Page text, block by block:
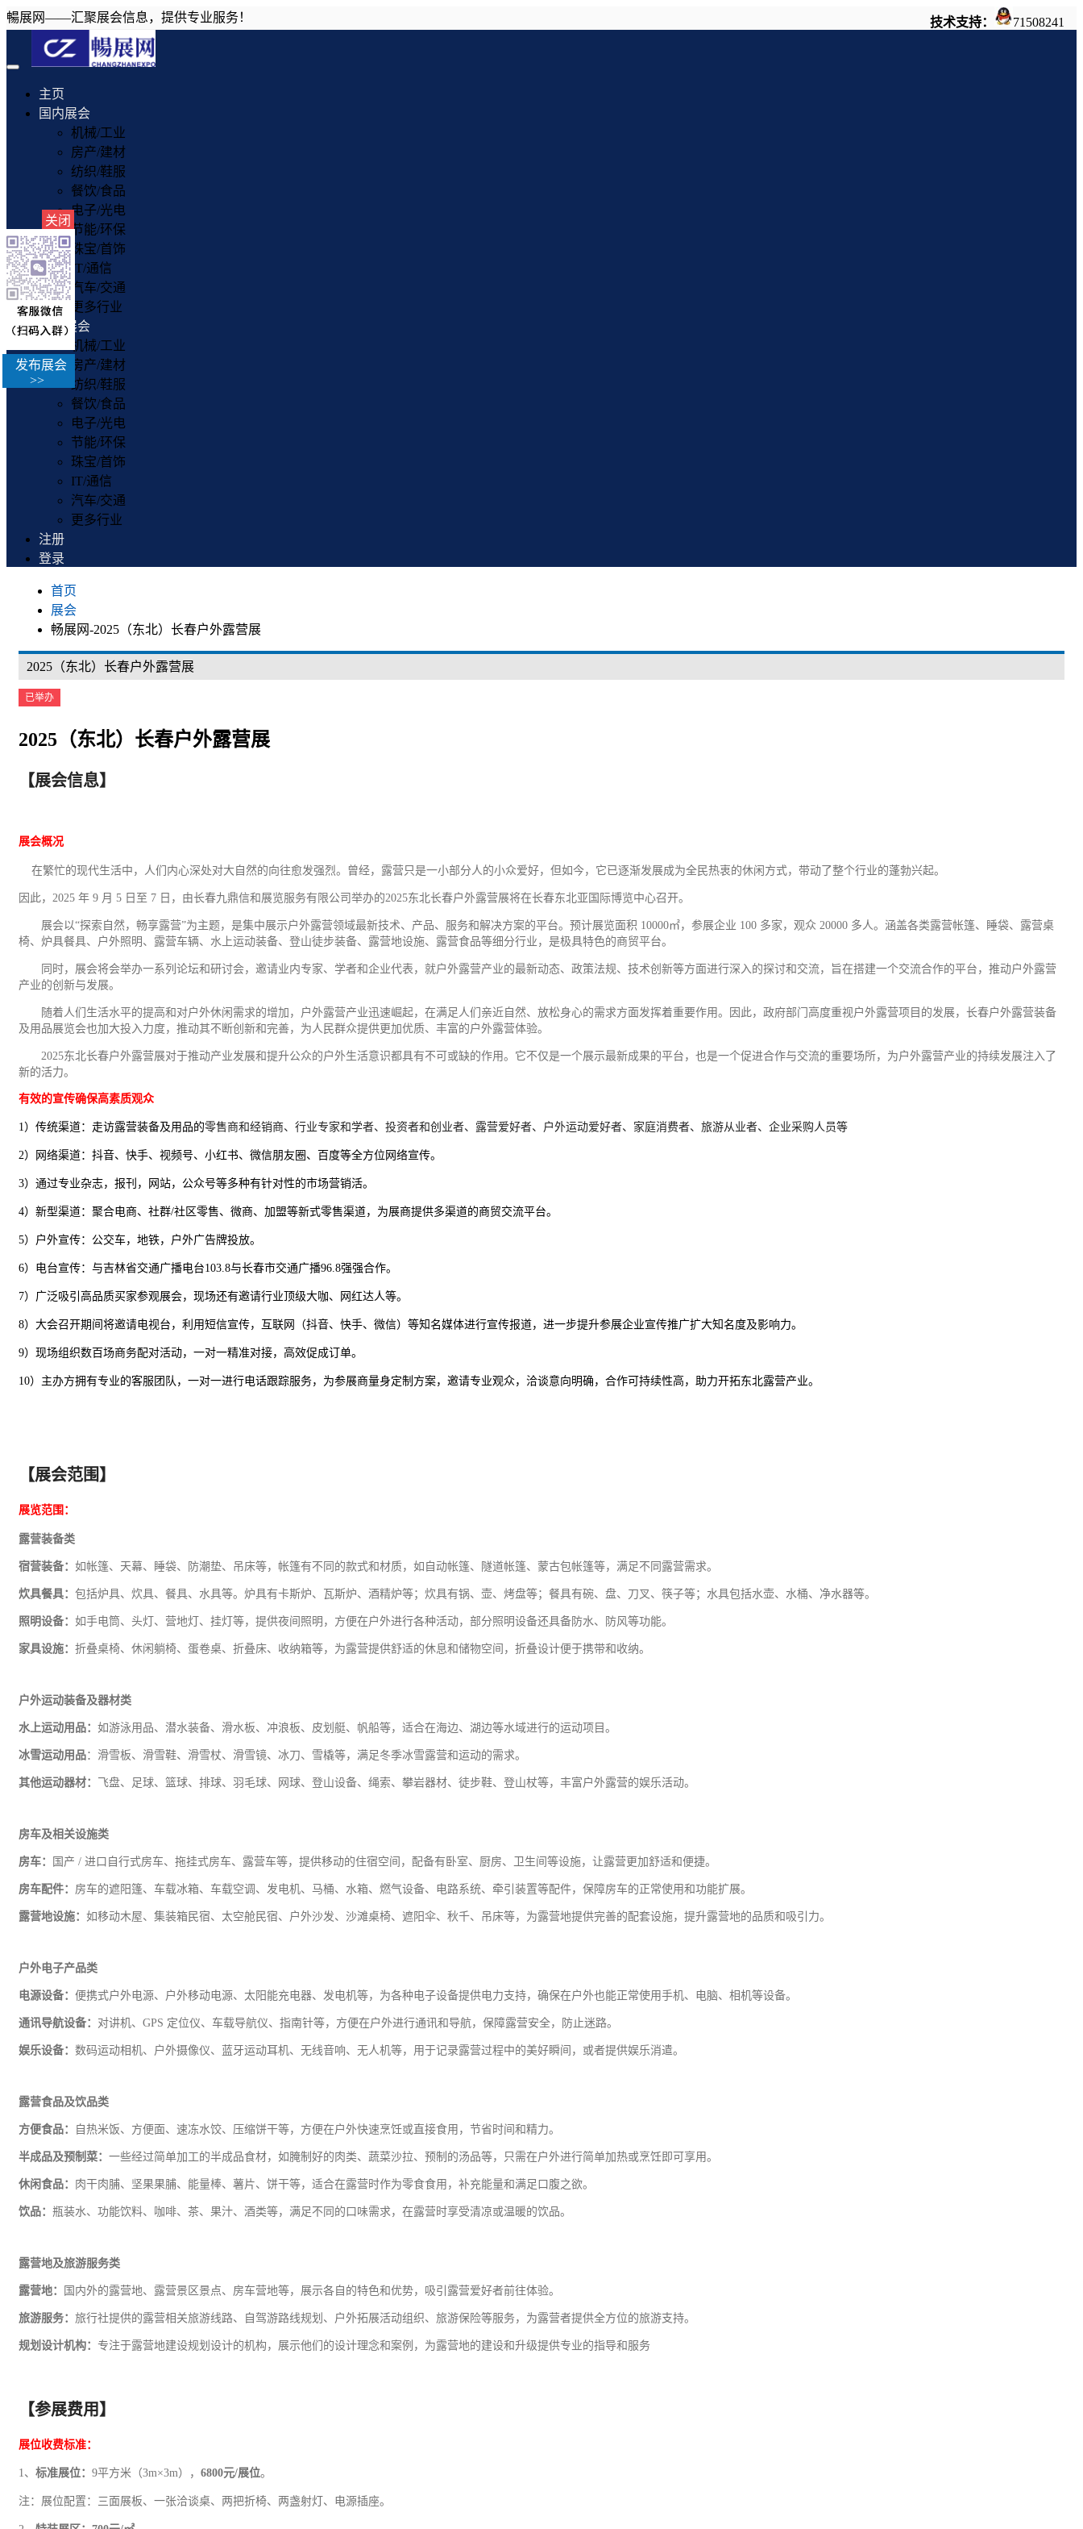
暢展网——汇聚展会信息，提供专业服务！ 技术支持： 71508241
Toggle
navigation
主页
国内展会
机械/工业
房产/建材
纺织/鞋服
餐饮/食品
电子/光电
节能/环保
珠宝/首饰
IT/通信
汽车/交通
更多行业
国外展会
机械/工业
房产/建材
纺织/鞋服
餐饮/食品
电子/光电
节能/环保
珠宝/首饰
IT/通信
汽车/交通
更多行业
注册
登录
首页
展会
畅展网-2025（东北）长春户外露营展
2025（东北）长春户外露营展
已举办
2025（东北）长春户外露营展
【展会信息】
展会概况
在繁忙的现代生活中，人们内心深处对大自然的向往愈发强烈。曾经，露营只是一小部分人的小众爱好，但如今，它已逐渐发展成为全民热衷的休闲 方式，带动了整个行业的蓬勃兴起。
因此， 2025 年 9 月 5 日至 7 日，由长春九鼎信和展览服务有限公司举办的2025东北长春户外露营展将在长春东北亚国际博览中心召开。
展会以“探索自然，畅享露营”为主题，是集中展示户外露营领域最新技术、产品、服务和解决方案的平台。预计展览面积 10000㎡，参展企业 100 多家，观众 20000 多人。涵盖各类露营帐篷、睡袋、露营桌
椅、炉具餐具、户外照明、露营车辆、水上运动装备、登山徒步装备、露营地设施、露营食品等细分行业，是极具特色的商贸平台。
同时，展会将会举办一系列论坛和研讨会，邀请业内专家、学者和企业代表，就户外露营产业的最新动态、政策法规、技术创新等方面进行深入的探讨和交流，旨在搭建一个交流合作的平台，推动户外露营
产业的创新与发展。
随着人们生活水平的提高和对户外休闲需求的增加，户外露营产业迅速崛起，在满足人们亲近自然、放松身心的需求方面发挥着重要作用。因此，政府部门高度重视户外露营项目的发展，长春户外露营装备
及用品展览会也加大投入力度，推动其不断创新和完善，为人民群众提供更加优质、丰富的户外露营体验。
2025东北长春户外露营展对于推动产业发展和提升公众的户外生活意识都具有不可或缺的作用。它不仅是一个展示最新成果的平台，也是一个促进合作与交流的重要场所，为户外露营产业的持续发展注入了
新的活力。
有效的宣传确保高素质观众
1）传统渠道： 走访露营装备及用品的零售商和经销商、 行业专家和学者、 投资者和创业者、 露营爱好者、 户外运动爱好者、 家庭消费者、 旅游从业者、 企业采购人员等
2） 网络渠道： 抖音、快手、视频号、小红书、微信朋友圈、百度等全方位网络宣传。
3）通过专业杂志，报刊，网站，公众号等多种有针对性的市场营销活。
4） 新型渠道：聚合电商、社群/社区零售、微商、 加盟等新式零售渠道，为展商提供多渠道的商贸交流平台。
5）户外宣传：公交车，地铁， 户外广告牌投放。
6）电台宣传：与吉林省交通广播电台103.8与长春市交通广播96.8强强合作。
7）广泛吸引高品质买家参观展会，现场还有邀请行业顶级大咖、网红达人等。
8）大会召开期间将邀请电视台，利用短信宣传，互联网（抖音、快手、微信）等知名媒体进行宣传报道，进一步提升参展企业宣传推广扩大知名度及影响力。
9）现场组织数百场商务配对活动，一对一精准对接，高效促成订单。
10） 主办方拥有专业的客服团队，一对一进行电话跟踪服务，为参展商量身定制方案，邀请专业观众，洽谈意向明确，合作可持续性高，助力开拓东北露营产业。
【展会范围】
展览范围：
露营装备类
宿营装备： 如帐篷、天幕、睡袋、防潮垫、吊床等，帐篷有不同的款式和材质，如自动帐篷、隧道帐篷、蒙古包帐篷等，满足不同露营需求。
炊具餐具： 包括炉具、炊具、餐具、水具等。炉具有卡斯炉、瓦斯炉、酒精炉等；炊具有锅、壶、烤盘等；餐具有碗、盘、刀叉、筷子等；水具包括水壶、水桶、净水器等。
照明设备： 如手电筒、头灯、营地灯、挂灯等，提供夜间照明，方便在户外进行各种活动，部分照明设备还具备防水、防风等功能。
家具设施： 折叠桌椅、 休闲 躺椅、蛋卷桌、折叠床、收纳箱等，为露营提供舒适的休息和储物空间，折叠设计便于携带和收纳。
户外运动装备及器材类
水上运动用品： 如游泳用品、潜水装备、滑水板、冲浪板、皮划艇、帆船等，适合在海边、湖边等水域进行的运动项目。
冰雪运动用品：滑雪板、滑雪鞋、滑雪杖、滑雪镜、冰刀、雪橇等，满足冬季冰雪露营和运动的需求。
其他运动器材： 飞盘、足球、篮球、排球、羽毛球、网球、登山设备、绳索、攀岩器材、徒步鞋、登山杖等，丰富户外露营的娱乐活动。
房车及相关设施类
房车： 国产 / 进口自行式房车、拖挂式房车、露营车等，提供移动的住宿空间，配备有卧室、厨房、卫生间等设施，让露营更加舒适和便捷。
房车配件： 房车的遮阳篷、车载冰箱、车载空调、发电机、马桶、水箱、燃气设备、电路系统、牵引装置等配件，保障房车的正常使用和功能扩展。
露营地设施： 如移动木屋、集装箱民宿、太空舱民宿、户外沙发、沙滩桌椅、遮阳伞、秋千、吊床等，为露营地提供完善的配套设施，提升露营地的品质和吸引力。
户外 电子产品类
电源设备： 便携式户外电源、户外移动电源、太阳能充电器、发电机等，为各种电子设备提供电力支持，确保在户外也能正常使用手机、电脑、相机等设备。
通讯导航设备： 对讲机、 GPS 定位仪、车载导航仪、指南针等，方便在户外进行通讯和导航，保障露营安全，防止迷路。
娱乐设备： 数码运动相机、户外摄像仪、蓝牙运动耳机、无线音响、无人机等，用于记录露营过程中的美好瞬间，或者提供娱乐消遣。
露营食品及饮品类
方便食品： 自热米饭、方便面、速冻水饺、压缩饼干等，方便在户外快速烹饪或直接食用，节省时间和精力。
半成品及预制菜： 一些经过简单加工的半成品食材，如腌制好的肉类、蔬菜沙拉、预制的汤品等，只需在户外进行简单加热或烹饪即可享用。
休闲食品： 肉干肉脯、坚果果脯、能量棒、薯片、饼干等，适合在露营时作为零食食用，补充能量和满足口腹之欲。
饮品： 瓶装水、功能饮料、咖啡、茶、果汁、酒类等，满足不同的口味需求，在露营时享受清凉或温暖的饮品。
露营地及旅游服务类
露营地： 国内外的露营地、露营景区景点、房车营地等，展示各自的特色和优势，吸引露营爱好者前往体验。
旅游服务： 旅行社提供的露营相关旅游线路、自驾游路线规划、户外拓展活动组织、旅游保险等服务，为露营者提供全方位的旅游支持。
规划设计机构： 专注于露营地建设规划设计的机构，展示他们的设计理念和案例，为露营地的建设和升级提供专业的指导和服务
【参展费用】
展位收费标准：
1、 标准展位： 9平方米（3m×3m）， 6800元/展位。
注：展位配置：三面展板、一张洽谈桌、两把折椅、两盏射灯、电源插座。
关闭
发布展会
>>